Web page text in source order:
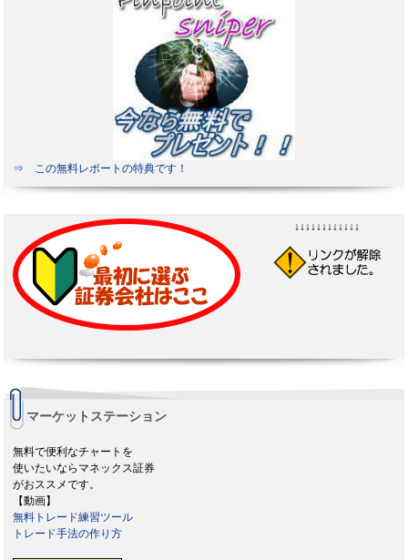
⇒ この無料レポートの特典です！
↓↓↓↓↓↓↓↓↓↓↓↓
マーケットステーション
無料で便利なチャートを
使いたいならマネックス証券
がおススメです。
【動画】
無料トレード練習ツール
トレード手法の作り方